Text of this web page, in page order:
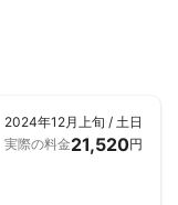
2024年12月上旬 / 土日
実際の料金21,520円